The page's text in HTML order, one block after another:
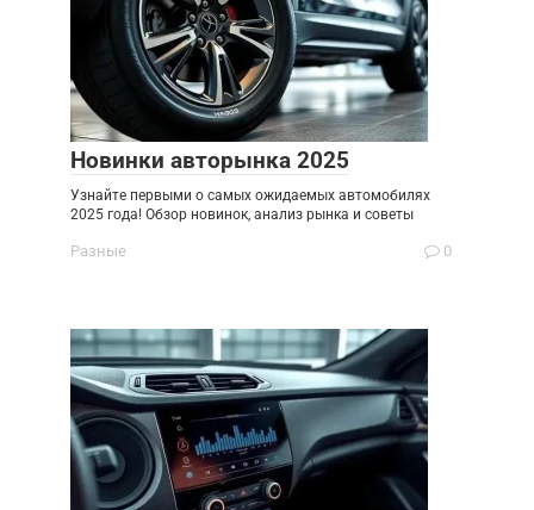
Новинки авторынка 2025
Узнайте первыми о самых ожидаемых автомобилях
2025 года! Обзор новинок, анализ рынка и советы
Разные 0